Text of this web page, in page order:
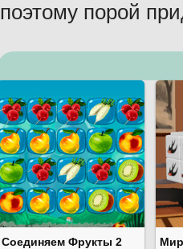
поэтому порой
Соединяем Фрукты 2